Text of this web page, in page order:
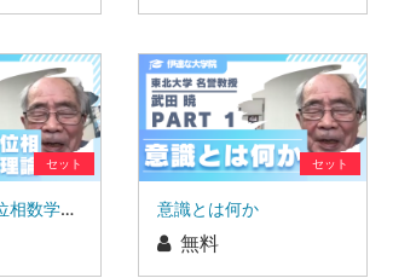
セット
脳内回路網と位相数学の結び目理論
セット
意識とは何か
無料